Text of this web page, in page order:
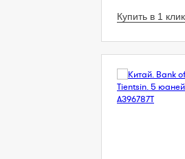
Купить в 1 клик